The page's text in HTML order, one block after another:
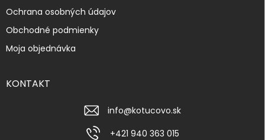
Ochrana osobných údajov
Obchodné podmienky
Moja objednávka
KONTAKT
info@kotucovo.sk
+421 940 363 015